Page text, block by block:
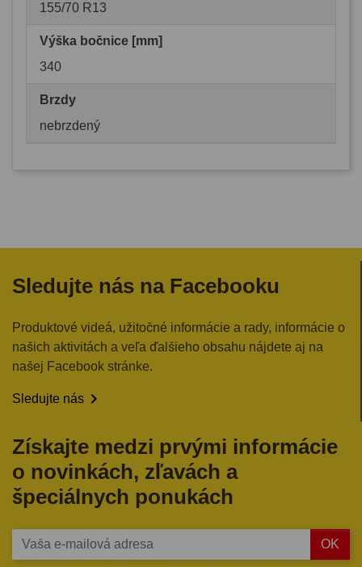
155/70 R13
Výška bočnice [mm]
340
Brzdy
nebrzdený
Sledujte nás na Facebooku
Produktové videá, užitočné informácie a rady, informácie o
našich aktivitách a veľa ďalšieho obsahu nájdete aj na
našej Facebook stránke.
Sledujte nás 
Získajte medzi prvými informácie
o novinkách, zľavách a
špeciálnych ponukách
OK